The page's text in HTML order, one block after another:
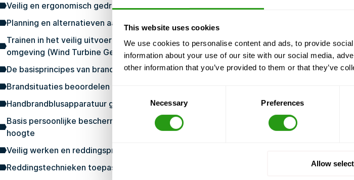
This website uses cookies
We use cookies to personalise content and ads, to provide
information about your use of our site with our social media,
other information that you’ve provided to them or that they’ve
Selection
Necessary Preferences
Allow
Veilig en ergonomisch gedrag bij het manueel hanteren van lasten bevorderen
Planning en alternatieven aanmoedigen om onnodig tillen te voorkomen
Trainen in het veilig uitvoeren van handmatige werkzaamheden in een WTG-
omgeving (Wind Turbine Generator)
De basisprincipes van brandbestrijding en brandpreventie begrijpen
Brandsituaties beoordelen en evacuatie dienovereenkomstig plannen
Handbrandblusapparatuur gebruiken om beginnende branden veilig te blussen
Basis persoonlijke beschermingsmiddelen (PPE) gebruiken voor het werken op
hoogte
Veilig werken en reddingsprocedures in noodsituaties vanaf hoogte uitvoeren
Reddingstechnieken toepassen in afgelegen windturbineomgevingen